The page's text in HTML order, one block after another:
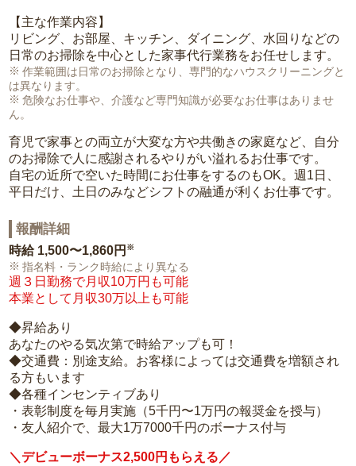
【主な作業内容】
リビング、お部屋、キッチン、ダイニング、水回りなどの
日常のお掃除を中心とした家事代行業務をお任せします。
作業範囲は日常のお掃除となり、専門的なハウスクリーニングと
は異なります。
危険なお仕事や、介護など専門知識が必要なお仕事はありませ
ん。
育児で家事との両立が大変な方や共働きの家庭など、自分
のお掃除で人に感謝されるやりがい溢れるお仕事です。
自宅の近所で空いた時間にお仕事をするのもOK。週1日、
平日だけ、土日のみなどシフトの融通が利くお仕事です。
報酬詳細
時給 1,500〜1,860円 ※
指名料・ランク時給により異なる
週３日勤務で月収10万円も可能
本業として月収30万以上も可能
◆昇給あり
あなたのやる気次第で時給アップも可！
◆交通費：別途支給。お客様によっては交通費を増額され
る方もいます
◆各種インセンティブあり
・表彰制度を毎月実施（5千円〜1万円の報奨金を授与）
・友人紹介で、最大1万7000千円のボーナス付与
＼デビューボーナス2,500円もらえる／